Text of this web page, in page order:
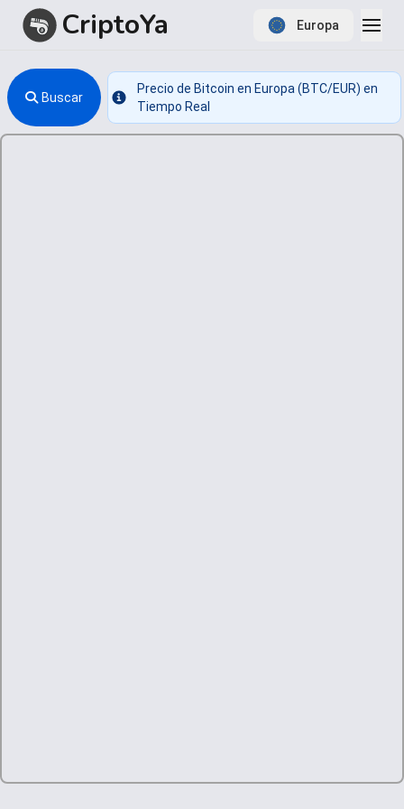
CriptoYa Europa
Buscar
Info
Precio de Bitcoin en Europa (BTC/EUR) en
Tiempo Real